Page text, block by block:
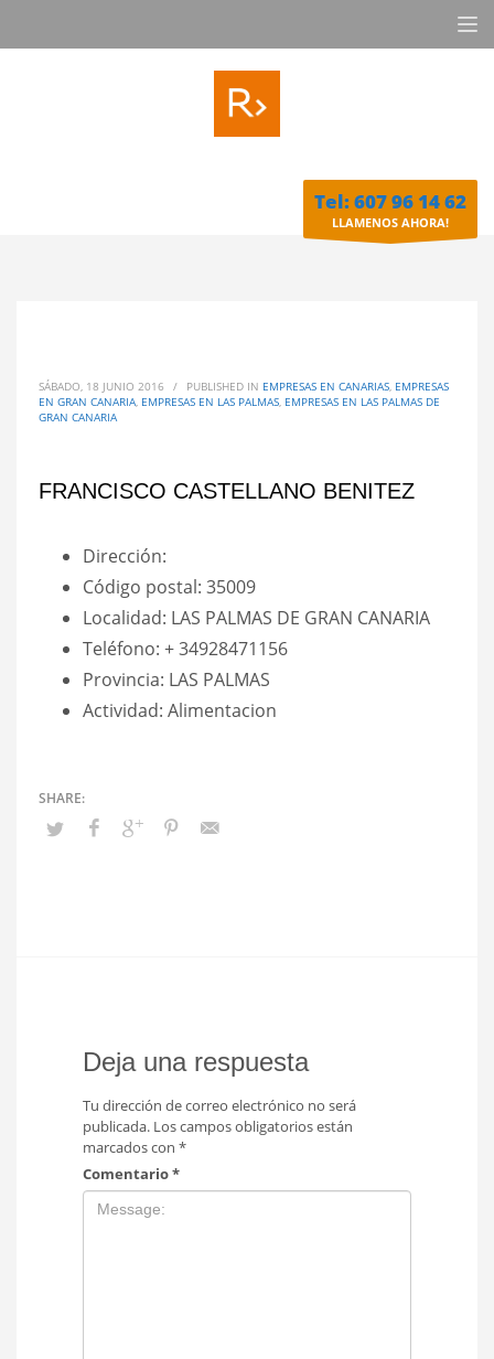
Tel: 607 96 14 62
LLAMENOS AHORA!
SÁBADO, 18 JUNIO 2016 / PUBLISHED IN EMPRESAS EN CANARIAS, EMPRESAS
EN GRAN CANARIA, EMPRESAS EN LAS PALMAS, EMPRESAS EN LAS PALMAS DE
GRAN CANARIA
FRANCISCO CASTELLANO BENITEZ
Dirección:
Código postal: 35009
Localidad: LAS PALMAS DE GRAN CANARIA
Teléfono: + 34928471156
Provincia: LAS PALMAS
Actividad: Alimentacion
Deja una respuesta
Tu dirección de correo electrónico no será
publicada. Los campos obligatorios están
marcados con *
Comentario*